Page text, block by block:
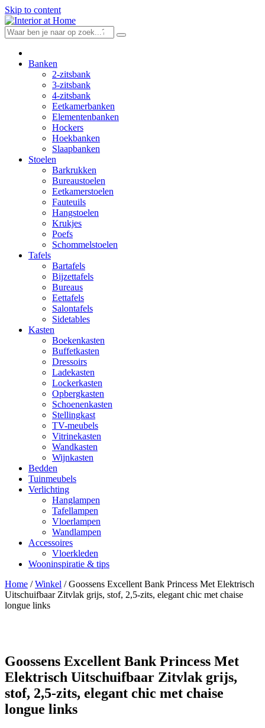
Skip to content
Banken
2-zitsbank
3-zitsbank
4-zitsbank
Eetkamerbanken
Elementenbanken
Hockers
Hoekbanken
Slaapbanken
Stoelen
Barkrukken
Bureaustoelen
Eetkamerstoelen
Fauteuils
Hangstoelen
Krukjes
Poefs
Schommelstoelen
Tafels
Bartafels
Bijzettafels
Bureaus
Eettafels
Salontafels
Sidetables
Kasten
Boekenkasten
Buffetkasten
Dressoirs
Ladekasten
Lockerkasten
Opbergkasten
Schoenenkasten
Stellingkast
TV-meubels
Vitrinekasten
Wandkasten
Wijnkasten
Bedden
Tuinmeubels
Verlichting
Hanglampen
Tafellampen
Vloerlampen
Wandlampen
Accessoires
Vloerkleden
Wooninspiratie & tips
Home /Winkel /Goossens Excellent Bank Princess Met Elektrisch
Uitschuifbaar Zitvlak grijs, stof, 2,5-zits, elegant chic met chaise
longue links
Goossens Excellent Bank Princess Met
Elektrisch Uitschuifbaar Zitvlak grijs,
stof, 2,5-zits, elegant chic met chaise
longue links